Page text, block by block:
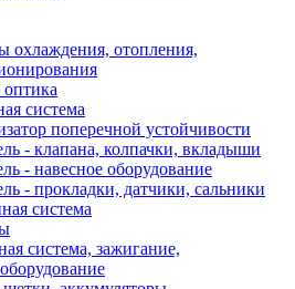
охлаждения, отопления,
система
поперечной устойчивости
- клапана, колпачки, вкладыши
- навесное оборудование
- прокладки, датчики, сальники
система
система, зажигание,